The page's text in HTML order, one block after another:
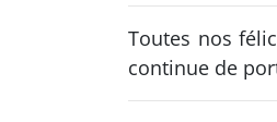
Toutes nos
continue de